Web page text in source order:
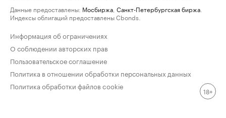
Данные предоставлены: Мосбиржа Санкт-Петербургская биржа
Индексы облигаций предоставлены Cbonds.
Информация об ограничениях
О соблюдении авторских прав
Пользовательское соглашение
Политика в отношении обработки персональных данных
Политика обработки файлов cookie
18+